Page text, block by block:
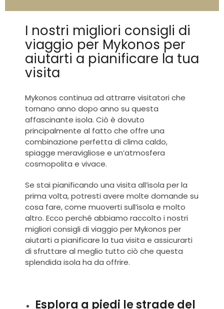
I nostri migliori consigli di
viaggio per Mykonos per
aiutarti a pianificare la tua
visita
Mykonos continua ad attrarre visitatori che
tornano anno dopo anno su questa
affascinante isola. Ciò è dovuto
principalmente al fatto che offre una
combinazione perfetta di clima caldo,
spiagge meravigliose e un’atmosfera
cosmopolita e vivace.
Se stai pianificando una visita all’isola per la
prima volta, potresti avere molte domande su
cosa fare, come muoverti sull’isola e molto
altro. Ecco perché abbiamo raccolto i nostri
migliori consigli di viaggio per Mykonos per
aiutarti a pianificare la tua visita e assicurarti
di sfruttare al meglio tutto ciò che questa
splendida isola ha da offrire.
Esplora a piedi le strade del